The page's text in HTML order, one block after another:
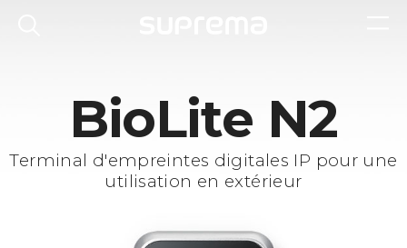
BioLite N2
Terminal d'empreintes digitales IP pour une
utilisation en extérieur